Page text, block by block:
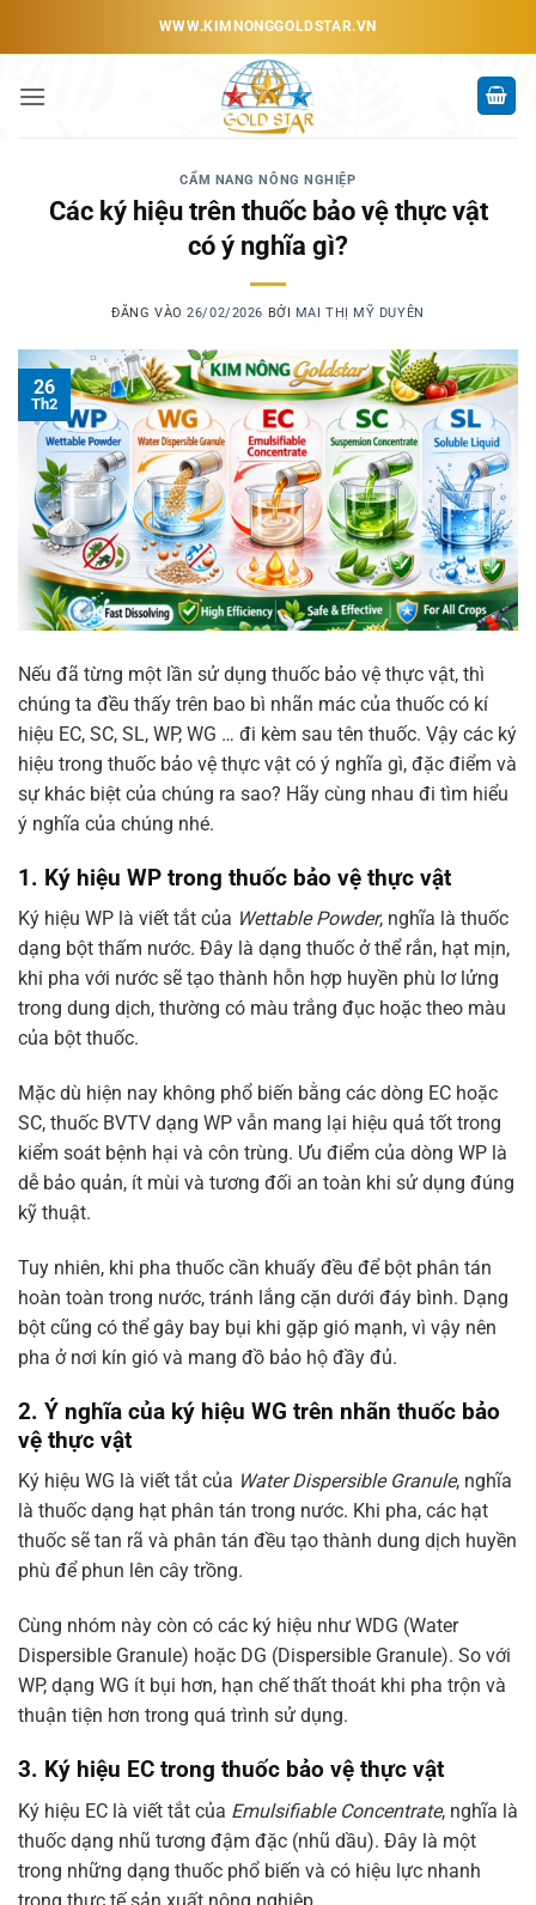
dung
WWW.KIMNONGGOLDSTAR.VN
CẨM NANG NÔNG NGHIỆP
Các ký hiệu trên thuốc bảo vệ thực vật
có ý nghĩa gì?
ĐĂNG VÀO26/02/2026 BỞI MAI THỊ MỸ DUYÊN
26
Th2
Nếu đã từng một lần sử dụng thuốc bảo vệ thực vật, thì
chúng ta đều thấy trên bao bì nhãn mác của thuốc có kí
hiệu EC, SC, SL, WP, WG … đi kèm sau tên thuốc. Vậy các ký
hiệu trong thuốc bảo vệ thực vật có ý nghĩa gì, đặc điểm và
sự khác biệt của chúng ra sao? Hãy cùng nhau đi tìm hiểu
ý nghĩa của chúng nhé.
1. Ký hiệu WP trong thuốc bảo vệ thực vật
Ký hiệu WP là viết tắt của Wettable Powder, nghĩa là thuốc
dạng bột thấm nước. Đây là dạng thuốc ở thể rắn, hạt mịn,
khi pha với nước sẽ tạo thành hỗn hợp huyền phù lơ lửng
trong dung dịch, thường có màu trắng đục hoặc theo màu
của bột thuốc.
Mặc dù hiện nay không phổ biến bằng các dòng EC hoặc
SC, thuốc BVTV dạng WP vẫn mang lại hiệu quả tốt trong
kiểm soát bệnh hại và côn trùng. Ưu điểm của dòng WP là
dễ bảo quản, ít mùi và tương đối an toàn khi sử dụng đúng
kỹ thuật.
Tuy nhiên, khi pha thuốc cần khuấy đều để bột phân tán
hoàn toàn trong nước, tránh lắng cặn dưới đáy bình. Dạng
bột cũng có thể gây bay bụi khi gặp gió mạnh, vì vậy nên
pha ở nơi kín gió và mang đồ bảo hộ đầy đủ.
2. Ý nghĩa của ký hiệu WG trên nhãn thuốc bảo
vệ thực vật
Ký hiệu WG là viết tắt của Water Dispersible Granule, nghĩa
là thuốc dạng hạt phân tán trong nước. Khi pha, các hạt
thuốc sẽ tan rã và phân tán đều tạo thành dung dịch huyền
phù để phun lên cây trồng.
Cùng nhóm này còn có các ký hiệu như WDG (Water
Dispersible Granule) hoặc DG (Dispersible Granule). So với
WP, dạng WG ít bụi hơn, hạn chế thất thoát khi pha trộn và
thuận tiện hơn trong quá trình sử dụng.
3. Ký hiệu EC trong thuốc bảo vệ thực vật
Ký hiệu EC là viết tắt của Emulsifiable Concentrate, nghĩa là
thuốc dạng nhũ tương đậm đặc (nhũ dầu). Đây là một
trong những dạng thuốc phổ biến và có hiệu lực nhanh
trong thực tế sản xuất nông nghiệp.